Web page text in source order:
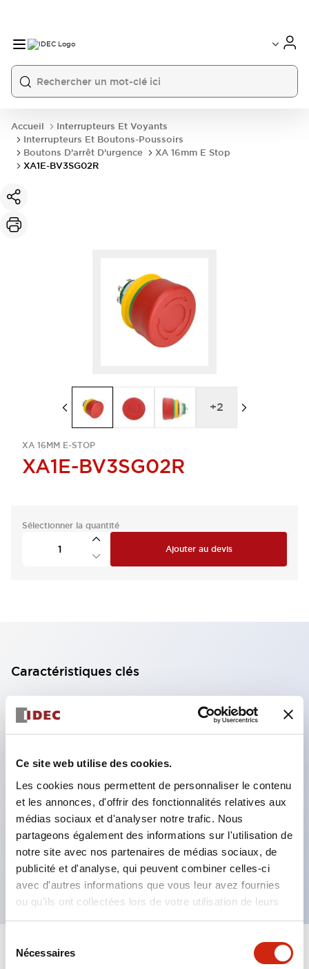
Ce site web utilise des cookies.
Les cookies nous permettent de personnaliser le contenu
et les annonces, d'offrir des fonctionnalités relatives aux
médias sociaux et d'analyser notre trafic. Nous
partageons également des informations sur l'utilisation de
notre site avec nos partenaires de médias sociaux, de
publicité et d'analyse, qui peuvent combiner celles-ci
avec d'autres informations que vous leur avez fournies
ou qu'ils ont collectées lors de votre utilisation de leurs
services.
Nécessaires
Accueil
Interrupteurs Et Voyants
Interrupteurs Et Boutons-Poussoirs
Boutons D’arrêt D’urgence
XA 16mm E Stop
XA1E-BV3SG02R
XA 16MM E-STOP
XA1E-BV3SG02R
+2
Sélectionner la quantité
Ajouter au devis
Caractéristiques clés
Arrêt d'urgence non éclairé à corps court 16 mm,
contact 2NC
Couleur rouge
Degré de protection IP65, IP67 (IEC60529) et
IP69K (ISO20653)
Certifié UL Type 4X
Durée de vie mécanique : au minimum 250 000
cycles
Spécifications Tout développer+